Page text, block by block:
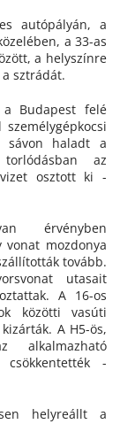
autópályán, a
a 33-as
a helyszínre
sztrádát.
Budapest felé
haladt a
az
osztott ki -
érvényben
vonat mozdonya
tovább.
utasait
A 16-os
közötti vasúti
A H5-ös,
alkalmazható
csökkentették -
helyreállt a